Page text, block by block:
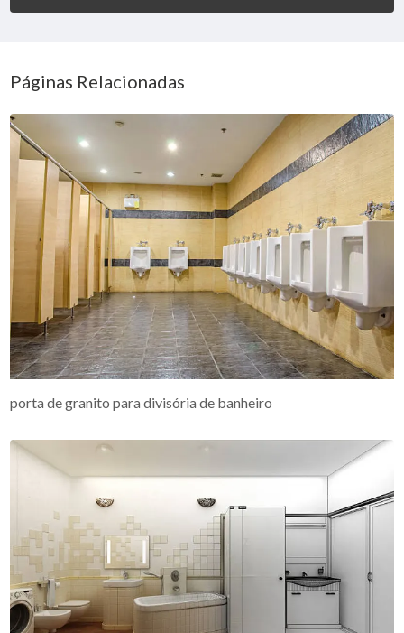
Páginas Relacionadas
porta de granito para divisória de banheiro